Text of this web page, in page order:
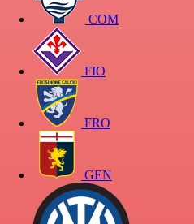
COM
FIO
FRO
GEN